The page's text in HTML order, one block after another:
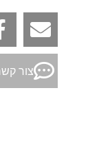
צור